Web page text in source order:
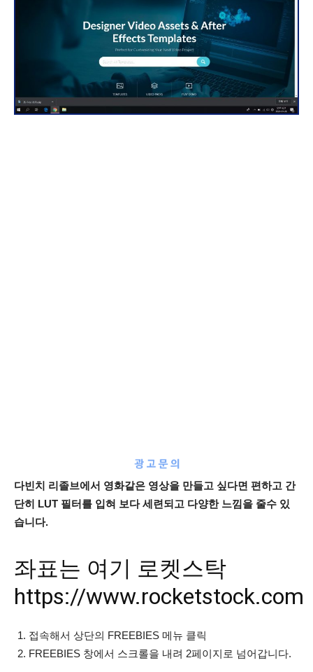
다빈치 리졸브에서 영화같은 영상을 만들고 싶다면 편하고 간
단히 LUT 필터를 입혀 보다 세련되고 다양한 느낌을 줄수 있
습니다.
좌표는 여기 로켓스탁
https://www.rocketstock.com
접속해서 상단의 FREEBIES 메뉴 클릭
FREEBIES 창에서 스크롤을 내려 2페이지로 넘어갑니다.